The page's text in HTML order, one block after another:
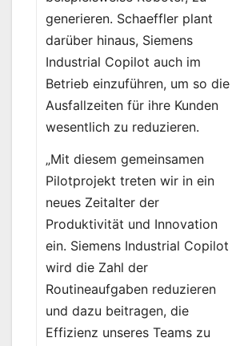
generieren. Schaeffler plant
darüber hinaus, Siemens
Industrial Copilot auch im
Betrieb einzuführen, um so die
Ausfallzeiten für ihre Kunden
wesentlich zu reduzieren.
„Mit diesem gemeinsamen
Pilotprojekt treten wir in ein
neues Zeitalter der
Produktivität und Innovation
ein. Siemens Industrial Copilot
wird die Zahl der
Routineaufgaben reduzieren
und dazu beitragen, die
Effizienz unseres Teams zu